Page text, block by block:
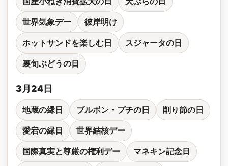
世界気象デー 彼岸明け
ホットサンドを楽しむ日 スジャータの日
裏旬ぶどうの日
3月24日
地蔵の縁日 ブルボン・プチの日 削り節の日
愛宕の縁日 世界結核デー
国際真実と尊厳の権利デー マネキン記念日